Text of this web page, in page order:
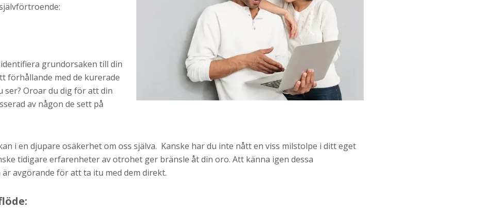
grundorsaken till din
förhållande med de kurerade
Oroar du dig för att din
av någon de sett på
i en djupare osäkerhet om oss själva. Kanske har du inte nått en viss milstolpe i ditt eget
tidigare erfarenheter av otrohet ger bränsle åt din oro. Att känna igen dessa
avgörande för att ta itu med dem direkt.